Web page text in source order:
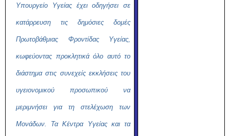
Υπουργείο Υγείας έχει οδηγήσει σε
κατάρρευση τις δημόσιες δομές
Πρωτοβάθμιας Φροντίδας Υγείας,
κωφεύοντας προκλητικά όλο αυτό το
διάστημα στις συνεχείς εκκλήσεις του
υγειονομικού προσωπικού να
μεριμνήσει για τη στελέχωση των
Μονάδων. Τα Κέντρα Υγείας και τα